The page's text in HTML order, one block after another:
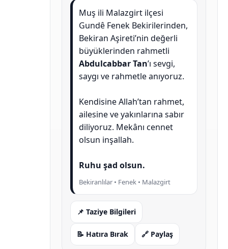
Muş ili Malazgirt ilçesi
Gundê Fenek Bekirilerinden,
Bekiran Aşireti’nin değerli
büyüklerinden rahmetli
Abdulcabbar Tan’ı sevgi,
saygı ve rahmetle anıyoruz.
Kendisine Allah’tan rahmet,
ailesine ve yakınlarına sabır
diliyoruz. Mekânı cennet
olsun inşallah.
Ruhu şad olsun.
Bekiranlılar • Fenek • Malazgirt
📌 Taziye Bilgileri
📝 Hatıra Bırak 🔗 Paylaş